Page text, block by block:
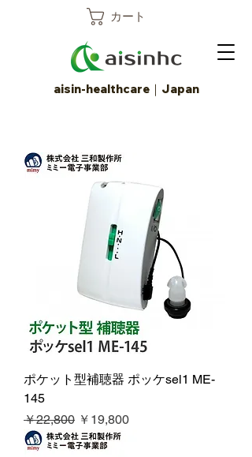
aisin-healthcare｜Japan
カート
ポケット型補聴器 ポッケsel1 ME-
145
通常価格
￥22,800 セール価格
￥19,800